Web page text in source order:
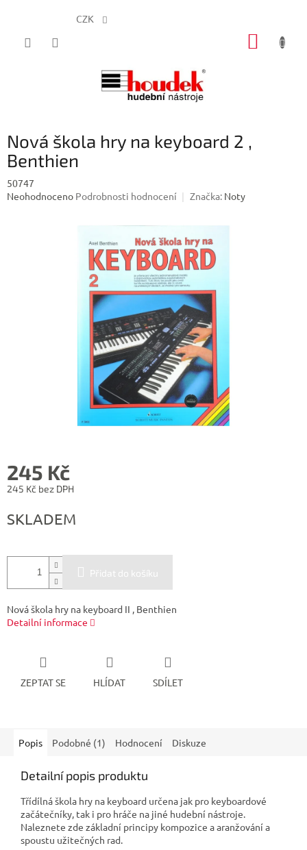
CZK
Nová škola hry na keyboard 2 ,
Benthien
50747
Průměrné
Neohodnoceno Podrobnosti hodnocení Značka: Noty
245 Kč
245 Kč bez DPH
cena:
SKLADEM
Přidat do košíku
Nová škola hry na keyboard II , Benthien
Detailní informace
ZEPTAT SE HLÍDAT SDÍLET
Popis Podobné (1) Hodnocení Diskuze
Detailní popis produktu
Třídílná škola hry na keyboard určena jak pro keyboardové
začátečníky, tak i pro hráče na jiné hudební nástroje.
Naleznete zde základní principy kompozice a aranžování a
spoustu užitečných rad.